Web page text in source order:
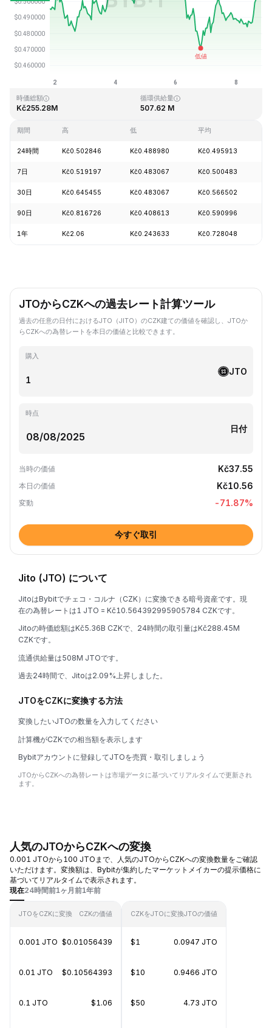
過去最高値
Kč0.218137
時価総額
Kč255.28M
循環供給量
507.62 M
期間 高 低 平均
24時間 Kč0.502846 Kč0.488980 Kč0.495913
7日 Kč0.519197 Kč0.483067 Kč0.500483
30日 Kč0.645455 Kč0.483067 Kč0.566502
90日 Kč0.816726 Kč0.408613 Kč0.590996
1年 Kč2.06 Kč0.243633 Kč0.728048
JTOからCZKへの過去レート計算ツール
過去の任意の日付におけるJTO（JITO）のCZK建ての価値を確認し、JTOか
らCZKへの為替レートを本日の価値と比較できます。
購入
JTO
時点
日付
当時の価値 Kč37.55
本日の価値 Kč10.56
変動 -71.87%
今すぐ取引
Jito (JTO) について
JitoはBybitでチェコ・コルナ（CZK）に変換できる暗号資産です。現
在の為替レートは1 JTO = Kč10.564392995905784 CZKです。
Jitoの時価総額はKč5.36B CZKで、24時間の取引量はKč288.45M
CZKです。
流通供給量は508M JTOです。
過去24時間で、Jitoは2.09%上昇しました。
JTOをCZKに変換する方法
変換したいJTOの数量を入力してください
計算機がCZKでの相当額を表示します
Bybitアカウントに登録してJTOを売買・取引しましょう
JTOからCZKへの為替レートは市場データに基づいてリアルタイムで更新され
ます。
人気のJTOからCZKへの変換
0.001 JTOから100 JTOまで、人気のJTOからCZKへの変換数量をご確認
いただけます。変換額は、Bybitが集約したマーケットメイカーの提示価格に
基づいてリアルタイムで表示されます。
現在24時間前1ヶ月前1年前
JTOをCZKに変換 CZKの価値
0.001 JTO $0.01056439
0.01 JTO $0.10564393
0.1 JTO $1.06
CZKをJTOに変換JTOの価値
$1 0.0947 JTO
$10 0.9466 JTO
$50 4.73 JTO